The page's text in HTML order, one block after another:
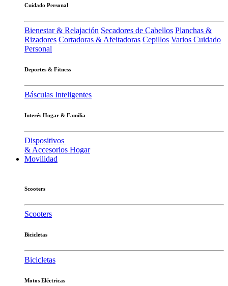
Cuidado Personal
Bienestar & Relajación Secadores de Cabellos Planchas &
Rizadores Cortadoras & Afeitadoras Cepillos Varios Cuidado
Personal
Deportes & Fitness
Básculas Inteligentes
Interés Hogar & Familia
Dispositivos
& Accesorios Hogar
Movilidad
Scooters
Scooters
Bicicletas
Bicicletas
Motos Eléctricas